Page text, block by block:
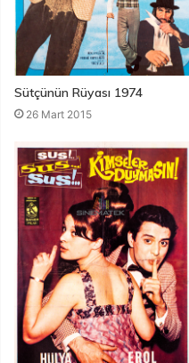
Sütçünün Rüyası 1974
26 Mart 2015